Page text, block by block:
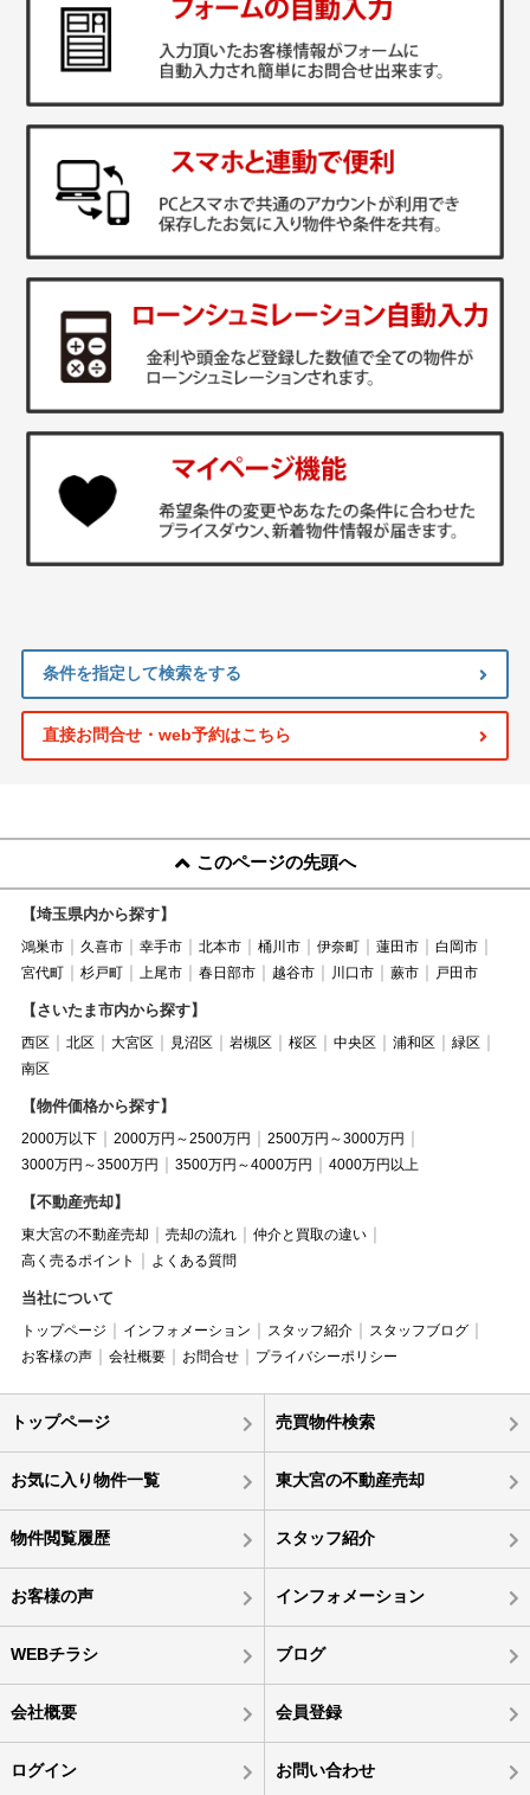
条件を指定して検索をする
直接お問合せ・web予約はこちら
このページの先頭へ
【埼玉県内から探す】
鴻巣市 久喜市 幸手市 北本市 桶川市 伊奈町 蓮田市
白岡市
宮代町
杉戸町 上尾市 春日部市 越谷市 川口市 蕨市 戸田市
【さいたま市内から探す】
西区 北区 大宮区 見沼区 岩槻区 桜区 中央区 浦和区
緑区
南区
【物件価格から探す】
2000万以下 2000万円～2500万円
2500万円～3000万円
3000万円～3500万円
3500万円～4000万円 4000万円以上
【不動産売却】
東大宮の不動産売却 売却の流れ
仲介と買取の違い
高く売るポイント
よくある質問
当社について
トップページ インフォメーション スタッフ紹介
スタッフブログ
お客様の声
会社概要 お問合せ プライバシーポリシー
トップページ 売買物件検索
お気に入り物件一覧 東大宮の不動産売却
物件閲覧履歴 スタッフ紹介
お客様の声 インフォメーション
WEBチラシ ブログ
会社概要 会員登録
ログイン お問い合わせ